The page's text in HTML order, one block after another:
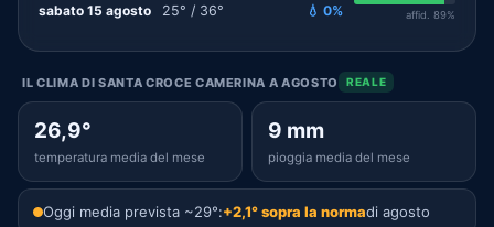
sabato 15 agosto 25° / 36° 💧 0% affid. 89%
IL CLIMA DI SANTA CROCE CAMERINA A AGOSTO REALE
26,9°
temperatura media del mese
9 mm
pioggia media del mese
Oggi media prevista ~29°:+2,1° sopra la normadi agosto